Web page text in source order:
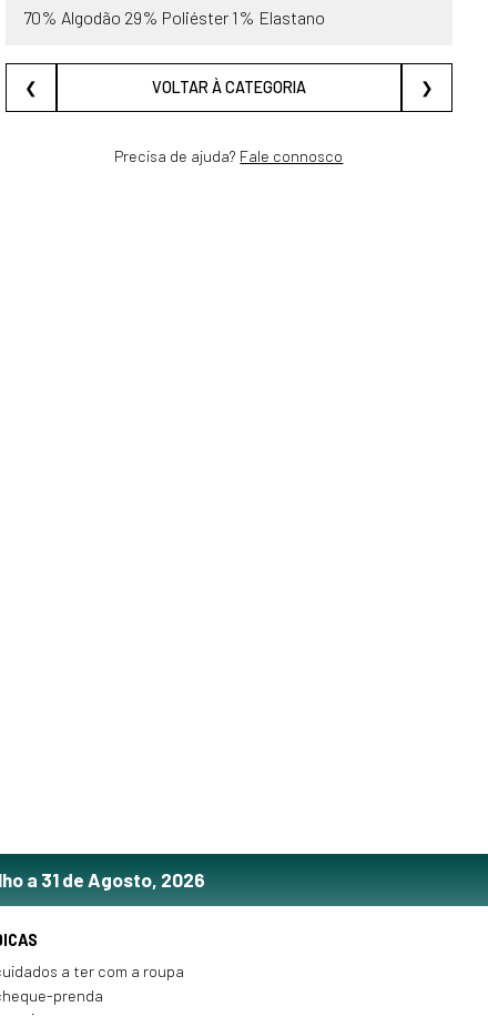
70% Algodão 29% Poliéster 1% Elastano
❮ VOLTAR À CATEGORIA ❯
Precisa de ajuda? Fale connosco
a 31 de Agosto, 2026
a ter com a roupa
prenda